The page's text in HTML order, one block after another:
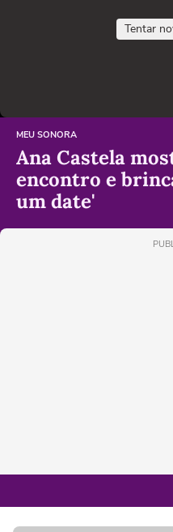
Tentar
MEU SONORA
Ana Castela
encontro e
um date'